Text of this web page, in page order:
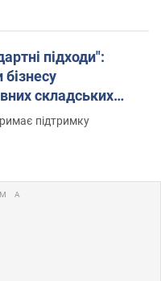
підходи":
складських
підтримку